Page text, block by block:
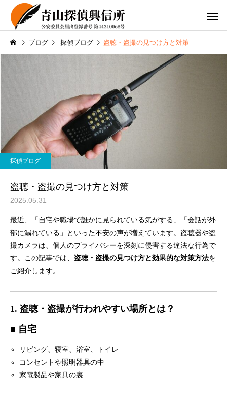
ブログ 探偵ブログ 盗聴・盗撮の見つけ方と対策
探偵ブログ
盗聴・盗撮の見つけ方と対策
2025.05.31
最近、「自宅や職場で誰かに見られている気がする」「会話が外
部に漏れている」といった不安の声が増えています。盗聴器や盗
撮カメラは、個人のプライバシーを深刻に侵害する違法な行為で
す。この記事では、 盗聴・盗撮の見つけ方と効果的な対策方法を
ご紹介します。
1. 盗聴・盗撮が行われやすい場所とは？
■ 自宅
リビング、寝室、浴室、トイレ
コンセントや照明器具の中
家電製品や家具の裏